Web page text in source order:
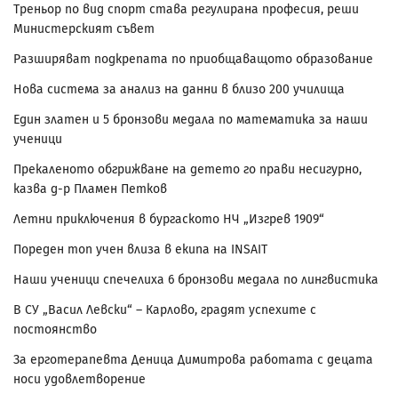
Треньор по вид спорт става регулирана професия, реши
Министерският съвет
Разширяват подкрепата по приобщаващото образование
Нова система за анализ на данни в близо 200 училища
Един златен и 5 бронзови медала по математика за наши
ученици
Прекаленото обгрижване на детето го прави несигурно,
казва д-р Пламен Петков
Летни приключения в бургаското НЧ „Изгрев 1909“
Пореден топ учен влиза в екипа на INSAIT
Наши ученици спечелиха 6 бронзови медала по лингвистика
В СУ „Васил Левски“ – Карлово, градят успехите с
постоянство
За ерготерапевта Деница Димитрова работата с децата
носи удовлетворение